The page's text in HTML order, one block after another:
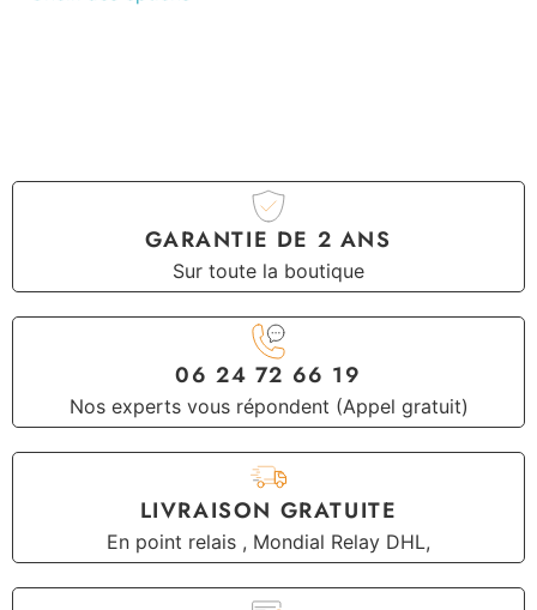
GARANTIE DE 2 ANS
Sur toute la boutique
06 24 72 66 19
Nos experts vous répondent (Appel gratuit)
LIVRAISON GRATUITE
En point relais , Mondial Relay DHL,